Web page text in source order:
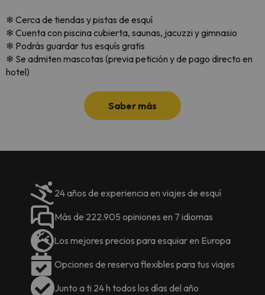
❄ Cerca de tiendas y pistas de esquí
❄ Cuenta con piscina cubierta, saunas, jacuzzi y gimnasio
❄ Podrás guardar tus esquís gratis
❄ Se admiten mascotas (previa petición y de pago directo en
hotel)
Saber más
24 años de experiencia en viajes de esquí
Más de 222.905 opiniones en 7 idiomas
Los mejores precios para esquiar en Europa
Opciones de reserva flexibles para tus viajes
Junto a ti 24 h todos los días del año